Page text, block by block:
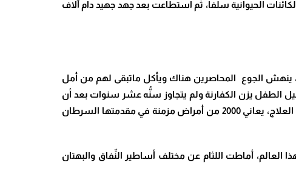
الحيوانية سلفا، ثم استطاعت بعد جهد جهيد دام آلاف
مليون نازح تقريبا 75% من ساكنة غزة، شلل معظم مستشفيات القطاع (36 مستشفى)، ينهش الجوع المحاصرين هناك ويأكل ماتبقى لهم من أمل
جبين الإنسانية صورة رحيل الطفل يزن الكفارنة ولم يتجاوز سنُّه عشر سنوات بعد أن
اختزله مفعول الجوع وانعدام الدواء إلى حفنة عظام ضامرة، أكثر من 8 آلاف شخص في حاجة ملحَّة لمغادرة غزة قصد تلقي العلاج، يعاني 2000 من أمراض مزمنة في مقدمتها السرطان
أماطت اللثام عن مختلف أساطير النِّفاق والبهتان